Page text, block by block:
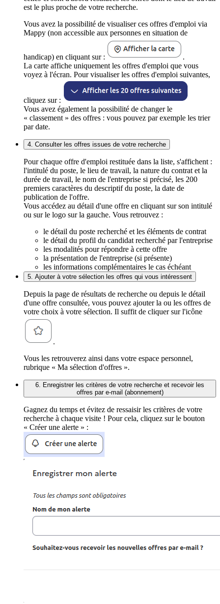
est le plus proche de votre recherche.
Vous avez la possibilité de visualiser ces offres d'emploi via
Mappy (non accessible aux personnes en situation de
handicap) en cliquant sur :
.
La carte affiche uniquement les offres d'emploi que vous
voyez à l'écran. Pour visualiser les offres d'emploi suivantes,
cliquez sur :
Vous avez également la possibilité de changer le
« classement » des offres : vous pouvez par exemple les trier
par date.
4. Consulter les offres issues de votre recherche
Pour chaque offre d'emploi restituée dans la liste, s'affichent :
l'intitulé du poste, le lieu de travail, la nature du contrat et la
durée de travail, le nom de l'entreprise si précisé, les 200
premiers caractères du descriptif du poste, la date de
publication de l'offre.
Vous accédez au détail d'une offre en cliquant sur son intitulé
ou sur le logo sur la gauche. Vous retrouvez :
le détail du poste recherché et les éléments de contrat
le détail du profil du candidat recherché par l'entreprise
les modalités pour répondre à cette offre
la présentation de l'entreprise (si présente)
les informations complémentaires le cas échéant
5. Ajouter à votre sélection les offres qui vous intéressent
Depuis la page de résultats de recherche ou depuis le détail
d'une offre consultée, vous pouvez ajouter la ou les offres de
votre choix à votre sélection. Il suffit de cliquer sur l'icône
.
Vous les retrouverez ainsi dans votre espace personnel,
rubrique « Ma sélection d'offres ».
6. Enregistrer les critères de votre recherche et recevoir les
offres par e-mail (abonnement)
Gagnez du temps et évitez de ressaisir les critères de votre
recherche à chaque visite ! Pour cela, cliquez sur le bouton
« Créer une alerte » :